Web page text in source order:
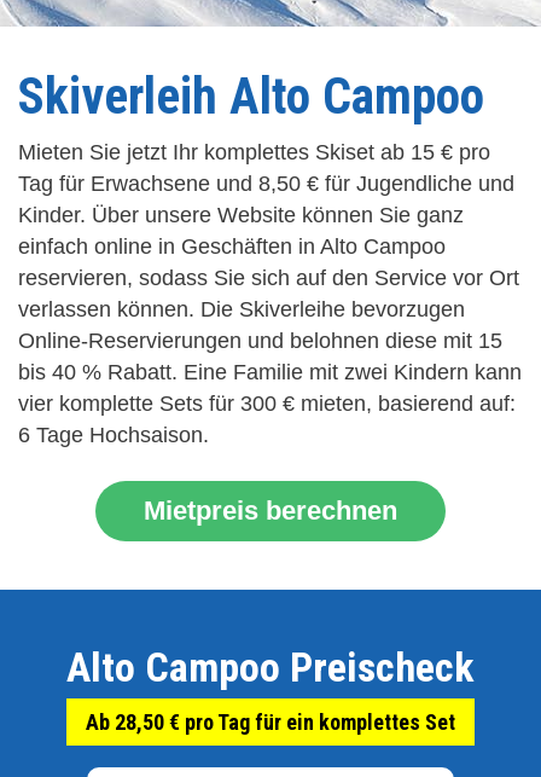
Skiverleih Alto Campoo
Mieten Sie jetzt Ihr komplettes Skiset ab 15 € pro
Tag für Erwachsene und 8,50 € für Jugendliche und
Kinder. Über unsere Website können Sie ganz
einfach online in Geschäften in Alto Campoo
reservieren, sodass Sie sich auf den Service vor Ort
verlassen können. Die Skiverleihe bevorzugen
Online-Reservierungen und belohnen diese mit 15
bis 40 % Rabatt. Eine Familie mit zwei Kindern kann
vier komplette Sets für 300 € mieten, basierend auf:
6 Tage Hochsaison.
Mietpreis berechnen
Alto Campoo Preischeck
Ab 28,50 € pro Tag für ein komplettes Set